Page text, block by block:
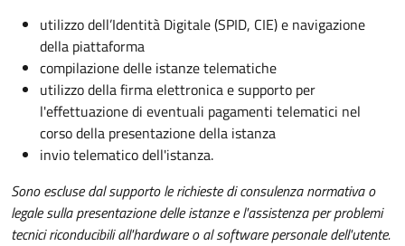
utilizzo dell’Identità Digitale (SPID, CIE) e navigazione
della piattaforma
compilazione delle istanze telematiche
utilizzo della firma elettronica e supporto per
l'effettuazione di eventuali pagamenti telematici nel
corso della presentazione della istanza
invio telematico dell'istanza.
Sono escluse dal supporto le richieste di consulenza normativa o
legale sulla presentazione delle istanze e l'assistenza per problemi
tecnici riconducibili all'hardware o al software personale dell'utente.